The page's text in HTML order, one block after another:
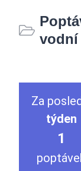
vodní
Za
týden
1